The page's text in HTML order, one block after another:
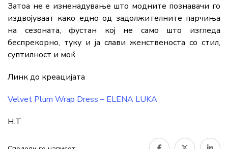
Затоа не е изненадување што модните познавачи го
издвојуваат како едно од задолжителните парчиња
на сезоната, фустан кој не само што изгледа
беспрекорно, туку и ја слави женственоста со стил,
суптилност и моќ.
Линк до креацијата
Velvet Plum Wrap Dress – ELENA LUKA
Н.Т